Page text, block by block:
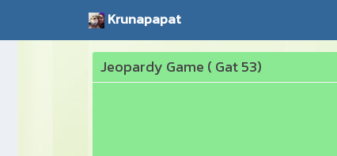
Krunapapat
Jeopardy Game ( Gat 53)